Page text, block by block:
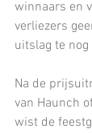
winnaars en
verliezers
uitslag te
Na de
van Haunch
wist de